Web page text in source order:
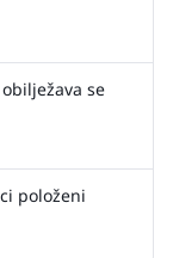
se
položeni